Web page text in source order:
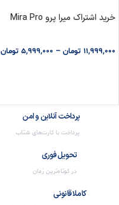
خرید اشتراک میرا پرو Mira Pro
11,999,000 تومان –
5,999,000 تومان
پرداخت آنلاین و امن
پرداخت با کارت‌های شتاب
تحویل فوری
در کوتاه‌ترین زمان
کاملا قانونی